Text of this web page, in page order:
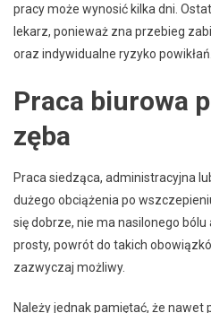
pracy może wynosić kilka dni.
lekarz, ponieważ zna przebieg
oraz indywidualne ryzyko powikłań.
Praca biurowa
zęba
Praca siedząca, administracyjna
dużego obciążenia po
się dobrze, nie ma nasilonego bólu
prosty, powrót do takich
zazwyczaj możliwy.
Należy jednak pamiętać, że nawet